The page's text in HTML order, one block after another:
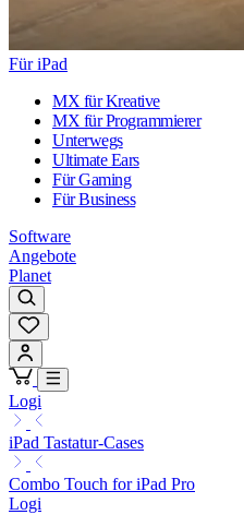
Für iPad
MX für Kreative
MX für Programmierer
Unterwegs
Ultimate Ears
Für Gaming
Für Business
Software
Angebote
Planet
Logi
iPad Tastatur-Cases
Combo Touch for iPad Pro
Logi